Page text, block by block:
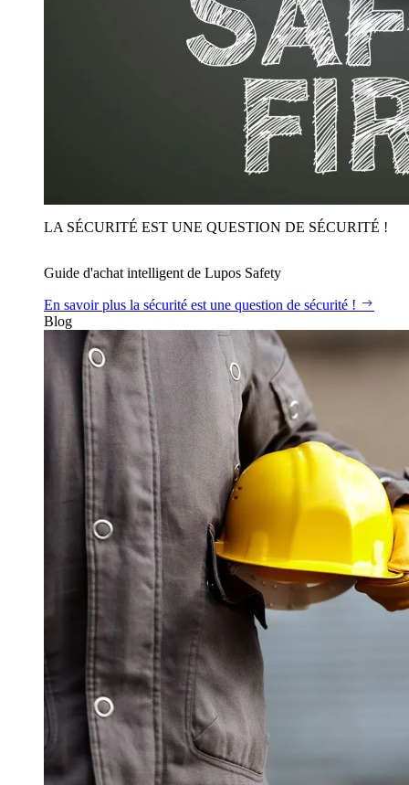
LA SÉCURITÉ EST UNE QUESTION DE SÉCURITÉ !
Guide d'achat intelligent de Lupos Safety
En savoir plus la sécurité est une question de sécurité !
Blog